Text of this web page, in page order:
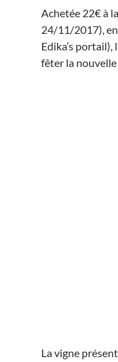
Achetée 22€ à
24/11/2017),
Edika’s
fêter la nouvelle
La vigne